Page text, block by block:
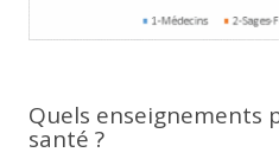
Quels enseignements
santé ?